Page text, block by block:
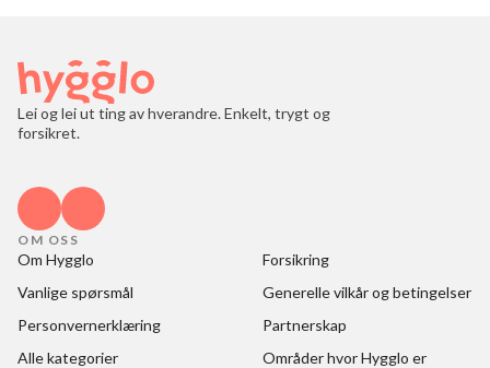
Lei og lei ut ting av hverandre. Enkelt, trygt og
forsikret.
OM OSS
Om Hygglo
Forsikring
Vanlige spørsmål
Generelle vilkår og betingelser
Personvernerklæring
Partnerskap
Alle kategorier
Områder hvor Hygglo er